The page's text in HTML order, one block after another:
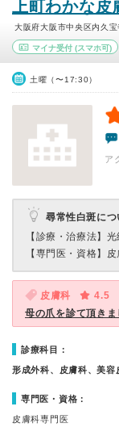
上町わかな皮
大阪府大阪市中央区内久
マイナ受付 (スマホ可)
土曜（〜17:30）
ア
尋常性白斑につ
【診療・治療法】 光
【専門医・資格】
皮膚科
4.5
母の爪を診て頂きま
診療科目：
形成外科、皮膚科、美容
専門医・資格：
皮膚科専門医